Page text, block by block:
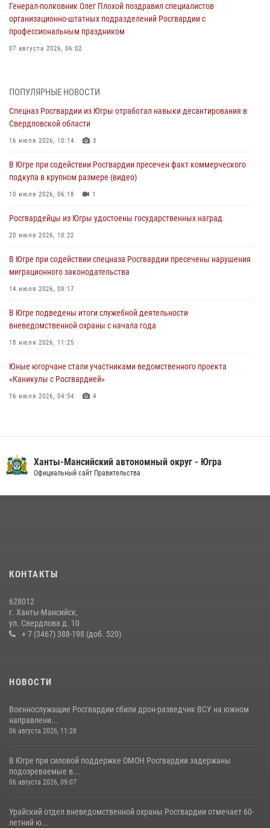
Генерал-полковник Олег Плохой поздравил специалистов
организационно-штатных подразделений Росгвардии с
профессиональным праздником
07 августа 2026, 06:02
Военнослужащие Росгвардии сбили дрон-разведчик ВСУ на южном
направлении
Офицеры Росгвардии и ветераны войск правопорядка почтили
память генерала армии Ивана Кирилловича Яковлева
В Югре при силовой поддержке ОМОН Росгвардии задержаны
06 августа 2026, 09:07 2 1
Урайский отдел вневедомственной охраны Росгвардии отмечает
05 августа 2026, 12:01 3
ПОПУЛЯРНЫЕ НОВОСТИ
Спецназ Росгвардии из Югры отработал навыки десантирования в
Свердловской области
16 июля 2026, 10:14 3
В Югре при содействии Росгвардии пресечен факт коммерческого
подкупа в крупном размере (видео)
10 июля 2026, 06:18 1
Росгвардейцы из Югры удостоены государственных наград
20 июля 2026, 10:22
В Югре при содействии спецназа Росгвардии пресечены нарушения
миграционного законодательства
14 июля 2026, 09:17
В Югре подведены итоги служебной деятельности
вневедомственной охраны с начала года
18 июля 2026, 11:25
Юные югорчане стали участниками ведомственного проекта
«Каникулы с Росгвардией»
16 июля 2026, 04:54 4
В Югре военнослужащие и сотрудники Росгвардии почтили память
11 июля 2026, 12:26
Ханты-Мансийский автономный округ - Югра
Официальный сайт Правительства
КОНТАКТЫ
628012
г. Ханты-Мансийск,
ул. Свердлова д. 10
+ 7 (3467) 388-198 (доб. 520)
НОВОСТИ
Военнослужащие Росгвардии сбили дрон-разведчик ВСУ на южном
направлени...
06 августа 2026, 11:28
В Югре при силовой поддержке ОМОН Росгвардии задержаны
подозреваемые в...
06 августа 2026, 09:07
Урайский отдел вневедомственной охраны Росгвардии отмечает 60-
летний ю...